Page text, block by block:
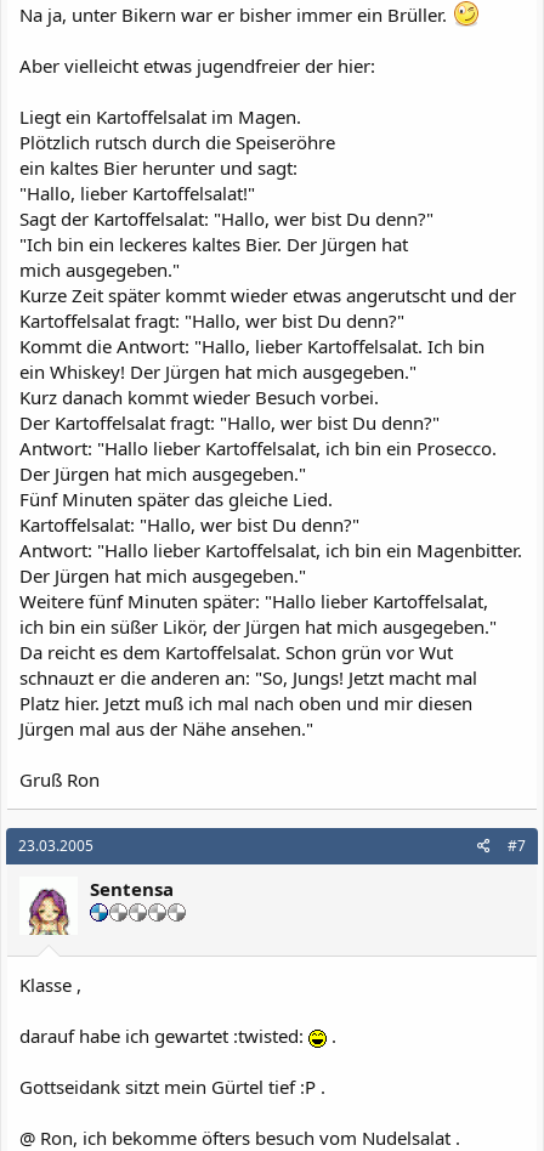
Na ja, unter Bikern war er bisher immer ein Brüller.
Aber vielleicht etwas jugendfreier der hier:
Liegt ein Kartoffelsalat im Magen.
Plötzlich rutsch durch die Speiseröhre
ein kaltes Bier herunter und sagt:
"Hallo, lieber Kartoffelsalat!"
Sagt der Kartoffelsalat: "Hallo, wer bist Du denn?"
"Ich bin ein leckeres kaltes Bier. Der Jürgen hat
mich ausgegeben."
Kurze Zeit später kommt wieder etwas angerutscht und der
Kartoffelsalat fragt: "Hallo, wer bist Du denn?"
Kommt die Antwort: "Hallo, lieber Kartoffelsalat. Ich bin
ein Whiskey! Der Jürgen hat mich ausgegeben."
Kurz danach kommt wieder Besuch vorbei.
Der Kartoffelsalat fragt: "Hallo, wer bist Du denn?"
Antwort: "Hallo lieber Kartoffelsalat, ich bin ein Prosecco.
Der Jürgen hat mich ausgegeben."
Fünf Minuten später das gleiche Lied.
Kartoffelsalat: "Hallo, wer bist Du denn?"
Antwort: "Hallo lieber Kartoffelsalat, ich bin ein Magenbitter.
Der Jürgen hat mich ausgegeben."
Weitere fünf Minuten später: "Hallo lieber Kartoffelsalat,
ich bin ein süßer Likör, der Jürgen hat mich ausgegeben."
Da reicht es dem Kartoffelsalat. Schon grün vor Wut
schnauzt er die anderen an: "So, Jungs! Jetzt macht mal
Platz hier. Jetzt muß ich mal nach oben und mir diesen
Jürgen mal aus der Nähe ansehen."
Gruß Ron
23.03.2005 #7
Sentensa
Klasse ,
darauf habe ich gewartet :twisted: .
Gottseidank sitzt mein Gürtel tief :P .
@ Ron, ich bekomme öfters besuch vom Nudelsalat .